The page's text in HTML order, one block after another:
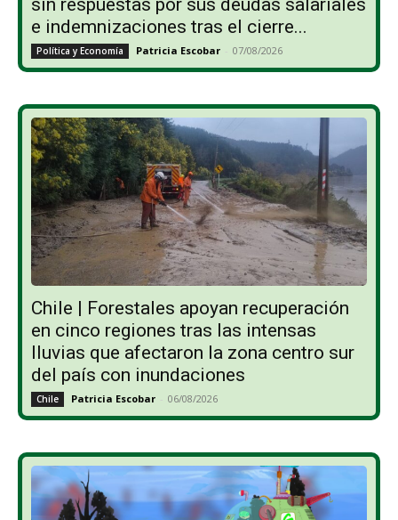
sin respuestas por sus deudas salariales
e indemnizaciones tras el cierre...
Política y Economía Patricia Escobar - 07/08/2026
Chile | Forestales apoyan recuperación
en cinco regiones tras las intensas
lluvias que afectaron la zona centro sur
del país con inundaciones
Chile Patricia Escobar - 06/08/2026